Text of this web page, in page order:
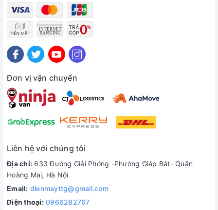
Đơn vị vận chuyển
Liên hệ với chúng tôi
Địa chỉ: 633 Đường Giải Phóng -Phường Giáp Bát- Quận
Hoàng Mai, Hà Nội
Email: dienmayttg@gmail.com
Điện thoại: 0966282767